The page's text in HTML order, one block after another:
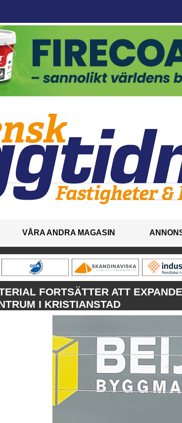
VÅRA ANDRA MAGASIN
FORTSÄTTER ATT
I KRISTIANSTAD